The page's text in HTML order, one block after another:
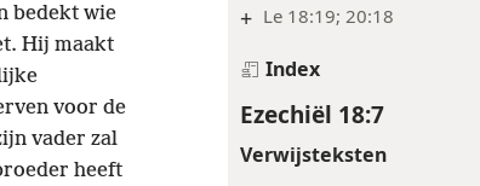
+ Le 18:19; 20:18
Index
Ezechiël 18:7
Verwijsteksten
bedekt wie
Hij maakt
voor de
vader zal
heeft